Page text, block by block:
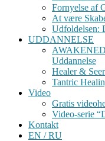
Fornyelse af
At være
Udfoldelsen:
UDDANNELSE
Uddannelse
Healer &
Tantric
Video
Gratis
Video-serie
Kontakt
EN / RU